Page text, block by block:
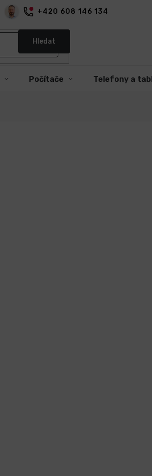
+420 608 146 134
Hledat
Počítače Telefony a